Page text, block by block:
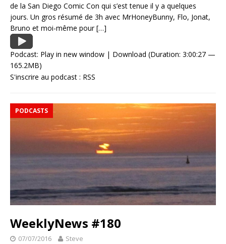
de la San Diego Comic Con qui s’est tenue il y a quelques
jours. Un gros résumé de 3h avec MrHoneyBunny, Flo, Jonat,
Bruno et moi-même pour[…]
Podcast: Play in new window | Download (Duration: 3:00:27 —
165.2MB)
S'inscrire au podcast : RSS
PODCASTS
WeeklyNews #180
07/07/2016 Steve